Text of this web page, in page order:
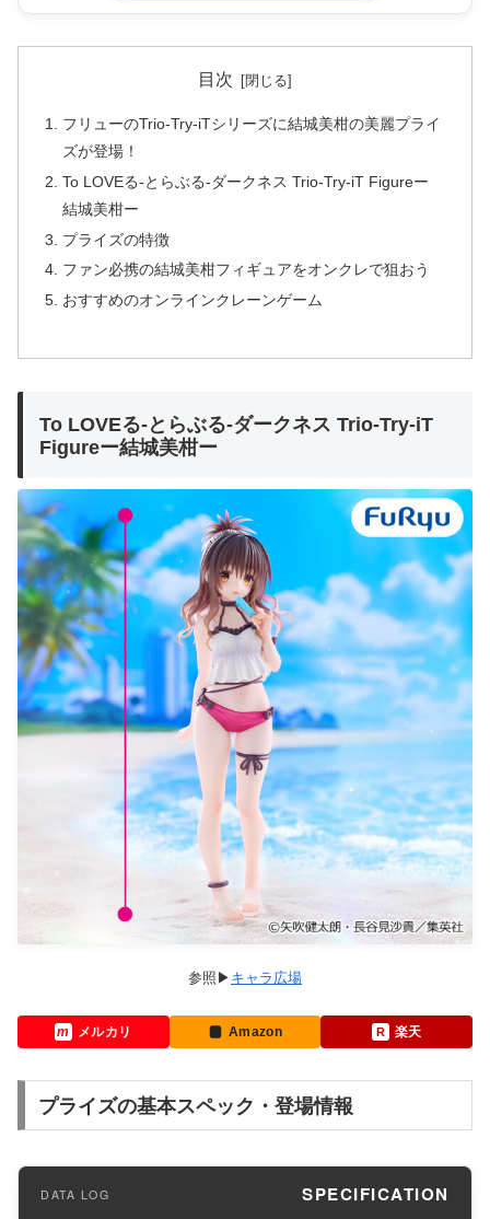
目次
フリューのTrio-Try-iTシリーズに結城美柑の美麗プライ
ズが登場！
To LOVEる-とらぶる-ダークネス Trio-Try-iT Figureー
結城美柑ー
プライズの特徴
ファン必携の結城美柑フィギュアをオンクレで狙おう
おすすめのオンラインクレーンゲーム
To LOVEる-とらぶる-ダークネス Trio-Try-iT
Figureー結城美柑ー
キャラ広場
メルカリ Amazon 楽天
プライズの基本スペック・登場情報
SPECIFICATION